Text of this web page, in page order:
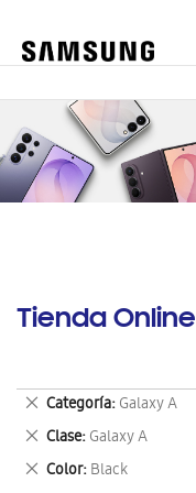
Tienda Online
Categoría Galaxy A
Eliminar
este
artículo
Clase Galaxy A
Eliminar
este
artículo
Color Black
Eliminar